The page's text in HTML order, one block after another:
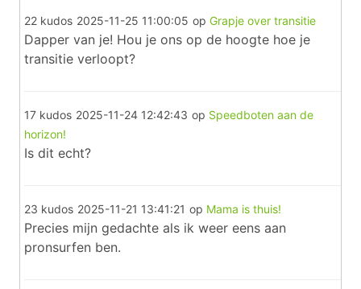
22 kudos 2025-11-25 11:00:05 op Grapje over transitie
Dapper van je! Hou je ons op de hoogte hoe je
transitie verloopt?
17 kudos 2025-11-24 12:42:43 op Speedboten aan de
horizon!
Is dit echt?
23 kudos 2025-11-21 13:41:21 op Mama is thuis!
Precies mijn gedachte als ik weer eens aan
pronsurfen ben.